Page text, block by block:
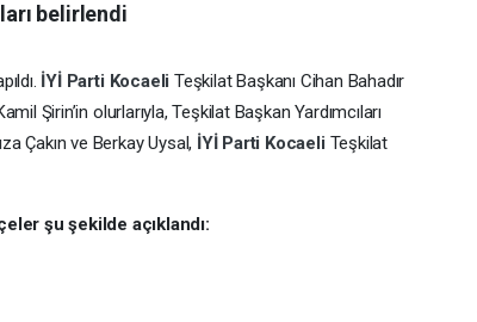
belirlendi
İYİ Parti Kocaeli Teşkilat Başkanı Cihan Bahadır
Şirin’in olurlarıyla, Teşkilat Başkan Yardımcıları
Çakın ve Berkay Uysal, İYİ Parti Kocaeli Teşkilat
şu şekilde açıklandı: